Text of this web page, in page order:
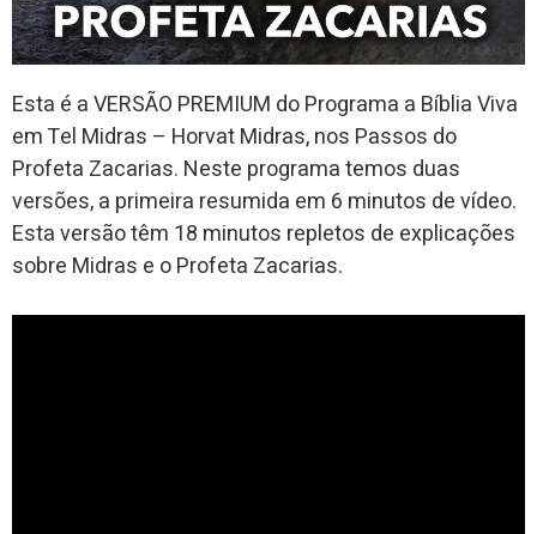
Esta é a VERSÃO PREMIUM do Programa a Bíblia Viva
em Tel Midras – Horvat Midras, nos Passos do
Profeta Zacarias. Neste programa temos duas
versões, a primeira resumida em 6 minutos de vídeo.
Esta versão têm 18 minutos repletos de explicações
sobre Midras e o Profeta Zacarias.